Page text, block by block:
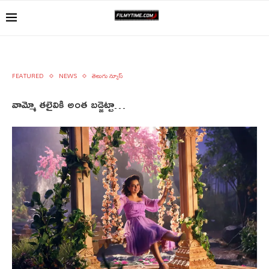
FEATURED NEWS తెలుగు న్యూస్
వామ్మో తలైవికి అంత బడ్జెట్టా…